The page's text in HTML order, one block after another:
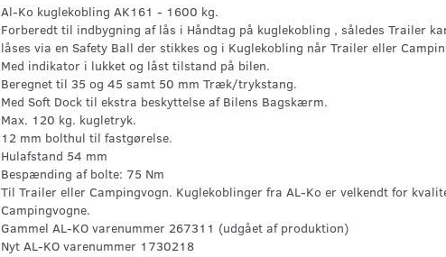
Al-Ko kuglekobling AK161 - 1600 kg.
Forberedt til indbygning af lås i Håndtag på kuglekobling , således Trailer
låses via en Safety Ball der stikkes og i Kuglekobling når Trailer eller
Med indikator i lukket og låst tilstand på bilen.
Beregnet til 35 og 45 samt 50 mm Træk/trykstang.
Med Soft Dock til ekstra beskyttelse af Bilens Bagskærm.
Max. 120 kg. kugletryk.
12 mm bolthul til fastgørelse.
Hulafstand 54 mm
Bespænding af bolte: 75 Nm
Til Trailer eller Campingvogn. Kuglekoblinger fra AL-Ko er velkendt for
Campingvogne.
Gammel AL-KO varenummer 267311 (udgået af produktion)
Nyt AL-KO varenummer 1730218